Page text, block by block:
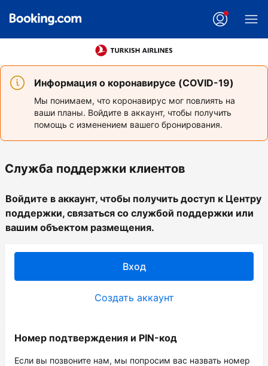
Информация о коронавирусе (COVID-19)
Мы понимаем, что коронавирус мог повлиять на
ваши планы. Войдите в аккаунт, чтобы получить
помощь с изменением вашего бронирования.
Служба поддержки клиентов
Войдите в аккаунт, чтобы получить доступ к Центру
поддержки, связаться со службой поддержки или
вашим объектом размещения.
Вход
Создать аккаунт
Номер подтверждения и PIN-код
Если вы позвоните нам, мы попросим вас назвать номер